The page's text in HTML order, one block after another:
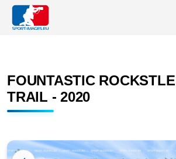
FOUNTASTIC
TRAIL - 2020